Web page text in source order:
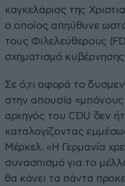
καγκελάριος της
ο οποίος απηύθυνε
τους Φιλελεύθερους
σχηματισμό
Σε ό,τι αφορά το
στην απουσία «μπόνους
αρχηγός του CDU δεν
καταλογίζοντας
Μέρκελ. «Η Γερμανία
συνασπισμό για το
θα κάνει τα πάντα